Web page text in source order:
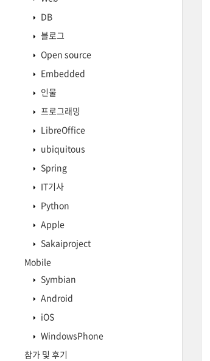
DB
블로그
Open source
Embedded
인물
프로그래밍
LibreOffice
ubiquitous
Spring
IT기사
Python
Apple
Sakaiproject
Mobile
Symbian
Android
iOS
WindowsPhone
참가 및 후기